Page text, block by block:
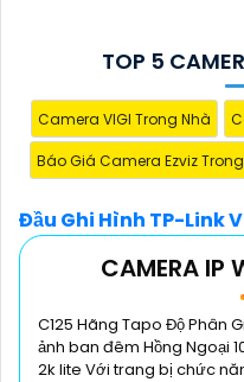
CS-BM1-R100-2D2WF-
Camera Wifi Xoay 360
8B4WF( 1,800,000 ₫
Camera EZVIZ CS C6N D0
Top 5 Camera Lắp Trong
TOP 5
Camera VIGI Trong Nhà
Báo Giá Camera Ezviz
Đầu Ghi Hình TP-Link
CAMERA IP
C125 Hãng Tapo Độ Phân
ảnh ban đêm Hồng Ngoại
2k lite Với trang bị chức